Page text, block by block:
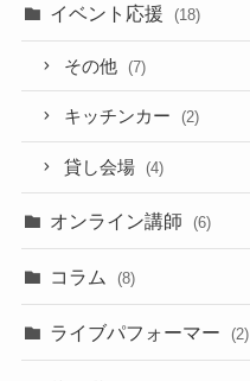
イベント応援 (18)
その他 (7)
キッチンカー (2)
貸し会場 (4)
オンライン講師 (6)
コラム (8)
ライブパフォーマー (2)